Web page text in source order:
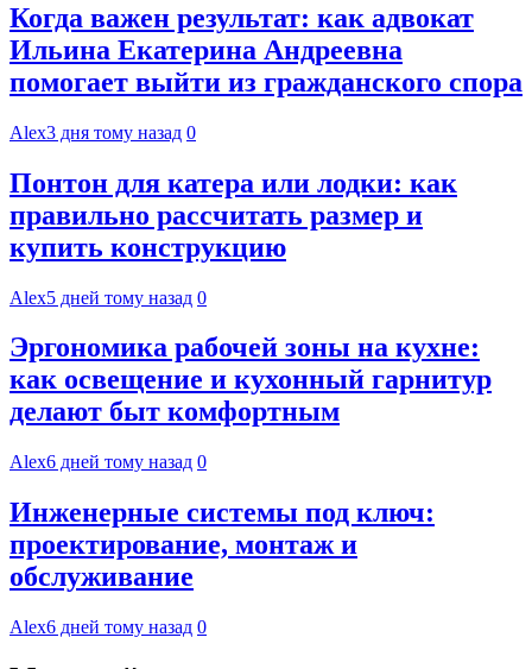
Когда важен результат: как адвокат
Ильина Екатерина Андреевна
помогает выйти из гражданского спора
Alex3 дня тому назад 0
Понтон для катера или лодки: как
правильно рассчитать размер и
купить конструкцию
Alex5 дней тому назад 0
Эргономика рабочей зоны на кухне:
как освещение и кухонный гарнитур
делают быт комфортным
Alex6 дней тому назад 0
Инженерные системы под ключ:
проектирование, монтаж и
обслуживание
Alex6 дней тому назад 0